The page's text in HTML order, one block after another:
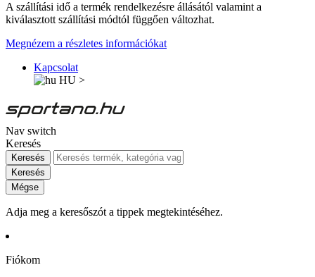
A szállítási idő a termék rendelkezésre állásától valamint a
kiválasztott szállítási módtól függően változhat.
Megnézem a részletes információkat
Kapcsolat
HU >
Nav switch
Keresés
Keresés
Keresés
Mégse
Adja meg a keresőszót a tippek megtekintéséhez.
Fiókom